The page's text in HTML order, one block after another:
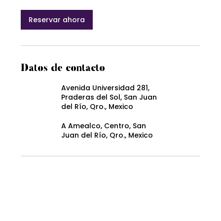
Reservar ahora
Datos de contacto
Avenida Universidad 281,
Praderas del Sol, San Juan
del Río, Qro., Mexico
A Amealco, Centro, San
Juan del Río, Qro., Mexico